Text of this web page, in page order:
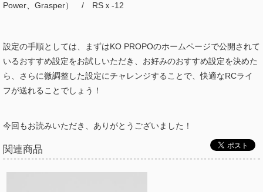
Power、Grasper） / RSｘ-12
設定の手順としては、まずはKO PROPOのホームページで公開されて
いるおすすめ設定をお試しいただき、お好みのおすすめ設定を決めた
ら、さらに微調整した設定にチャレンジすることで、快適なRCライ
フが送れることでしょう！
今回もお読みいただき、ありがとうございました！
関連商品